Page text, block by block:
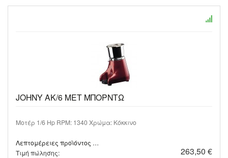
JOHNY AK/6 MET ΜΠΟΡΝΤΩ
Μοτέρ 1/6 Hp RPM: 1340 Χρώμα: Κόκκινο
Λεπτομέρειες προϊόντος …
Τιμή πώλησης:
263,50 €